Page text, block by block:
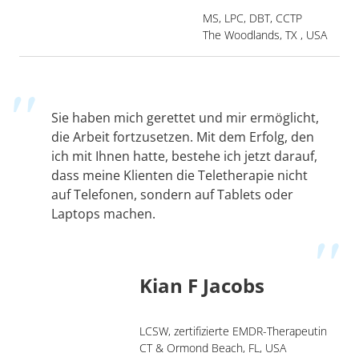
MS, LPC, DBT, CCTP
The Woodlands, TX , USA
Kian F Jacobs
LCSW, zertifizierte EMDR-Therapeutin
CT & Ormond Beach, FL, USA
Sie haben mich gerettet und mir ermöglicht,
die Arbeit fortzusetzen. Mit dem Erfolg, den
ich mit Ihnen hatte, bestehe ich jetzt darauf,
dass meine Klienten die Teletherapie nicht
auf Telefonen, sondern auf Tablets oder
Laptops machen.